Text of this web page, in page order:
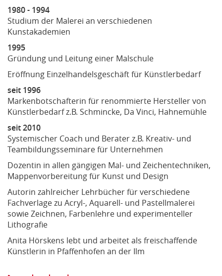
1980 - 1994
Studium der Malerei an verschiedenen
Kunstakademien
1995
Gründung und Leitung einer Malschule
Eröffnung Einzelhandelsgeschäft für Künstlerbedarf
seit 1996
Markenbotschafterin für renommierte Hersteller von
Künstlerbedarf z.B. Schmincke, Da Vinci, Hahnemühle
seit 2010
Systemischer Coach und Berater z.B. Kreativ- und
Teambildungsseminare für Unternehmen
Dozentin in allen gängigen Mal- und Zeichentechniken,
Mappenvorbereitung für Kunst und Design
Autorin zahlreicher Lehrbücher für verschiedene
Fachverlage zu Acryl-, Aquarell- und Pastellmalerei
sowie Zeichnen, Farbenlehre und experimenteller
Lithografie
Anita Hörskens lebt und arbeitet als freischaffende
Künstlerin in Pfaffenhofen an der Ilm